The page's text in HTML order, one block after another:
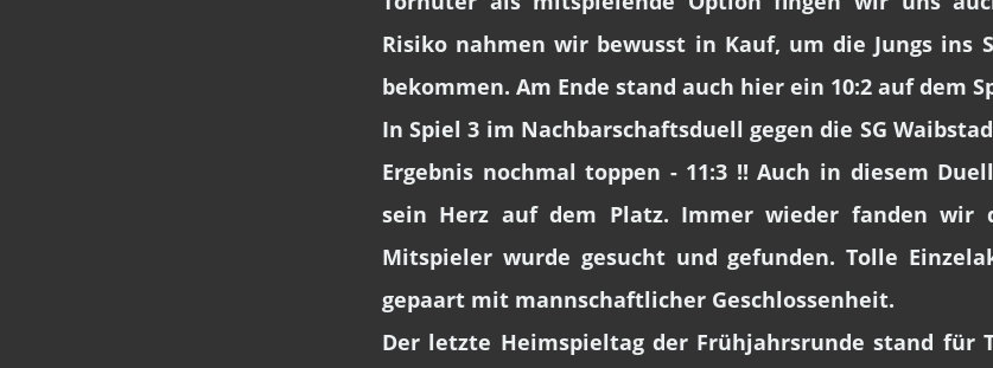
Risiko nahmen wir bewusst in Kauf, um die Jungs ins
bekommen. Am Ende stand auch hier ein 10:2 auf dem
In Spiel 3 im Nachbarschaftsduell gegen die SG
Ergebnis nochmal toppen - 11:3 !! Auch in diesem
sein Herz auf dem Platz. Immer wieder fanden wir
Mitspieler wurde gesucht und gefunden. Tolle
gepaart mit mannschaftlicher Geschlossenheit.
Der letzte Heimspieltag der Frühjahrsrunde stand für